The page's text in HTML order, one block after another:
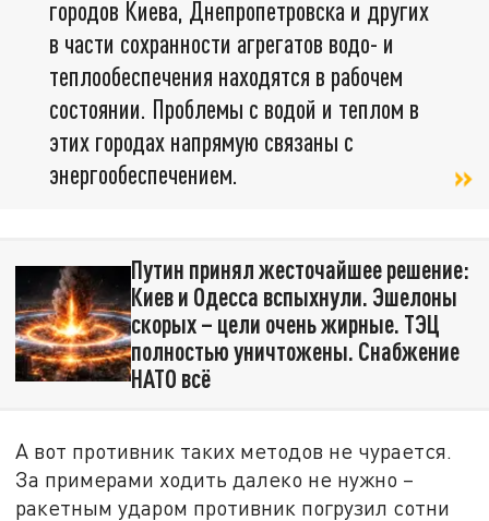
городов Киева, Днепропетровска и других
в части сохранности агрегатов водо- и
теплообеспечения находятся в рабочем
состоянии. Проблемы с водой и теплом в
этих городах напрямую связаны с
энергообеспечением.
Путин принял жесточайшее решение:
Киев и Одесса вспыхнули. Эшелоны
скорых – цели очень жирные. ТЭЦ
полностью уничтожены. Снабжение
НАТО всё
А вот противник таких методов не чурается.
За примерами ходить далеко не нужно –
ракетным ударом противник погрузил сотни